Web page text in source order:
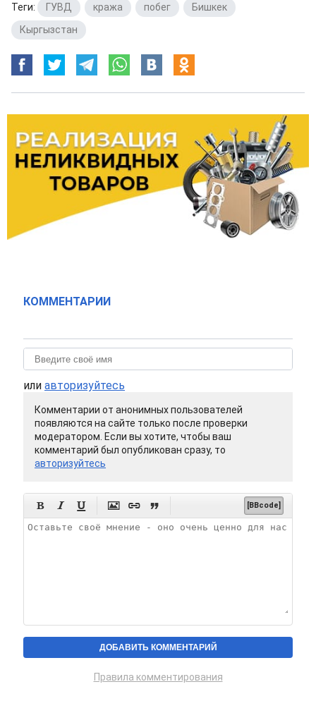
Теги: ГУВД кража побег Бишкек
Кыргызстан
КОММЕНТАРИИ
или авторизуйтесь
Комментарии от анонимных пользователей
появляются на сайте только после проверки
модератором. Если вы хотите, чтобы ваш
комментарий был опубликован сразу, то
авторизуйтесь
      [BBcode]
Правила комментирования